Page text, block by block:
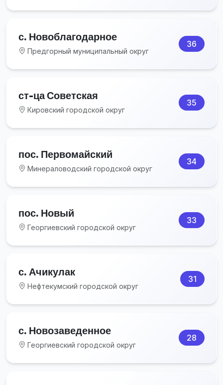
с. Новоблагодарное
Предгорный муниципальный округ
36
ст-ца Советская
Кировский городской округ
35
пос. Первомайский
Минераловодский городской округ
34
пос. Новый
Георгиевский городской округ
33
с. Ачикулак
Нефтекумский городской округ
31
с. Новозаведенное
Георгиевский городской округ
28